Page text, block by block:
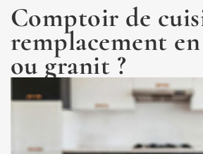
Comptoir de
remplacement
ou granit ?